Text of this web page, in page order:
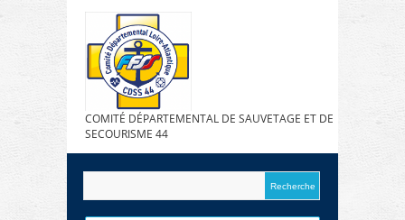
COMITÉ DÉPARTEMENTAL DE SAUVETAGE ET DE
SECOURISME 44